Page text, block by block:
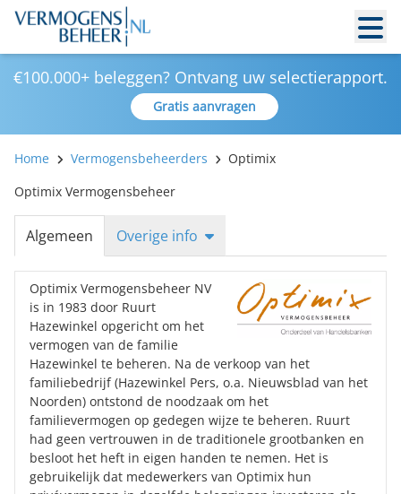
€100.000+ beleggen? Ontvang uw selectierapport.
Gratis aanvragen
Home Vermogensbeheerders
Optimix
Optimix Vermogensbeheer
Algemeen Overige info
Optimix Vermogensbeheer NV
is in 1983 door Ruurt
Hazewinkel opgericht om het
vermogen van de familie
Hazewinkel te beheren. Na de verkoop van het
familiebedrijf (Hazewinkel Pers, o.a. Nieuwsblad van het
Noorden) ontstond de noodzaak om het
familievermogen op gedegen wijze te beheren. Ruurt
had geen vertrouwen in de traditionele grootbanken en
besloot het heft in eigen handen te nemen. Het is
gebruikelijk dat medewerkers van Optimix hun